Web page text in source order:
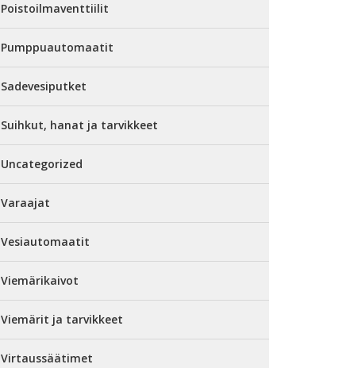
Poistoilmaventtiilit
Pumppuautomaatit
Sadevesiputket
Suihkut, hanat ja tarvikkeet
Uncategorized
Varaajat
Vesiautomaatit
Viemärikaivot
Viemärit ja tarvikkeet
Virtaussäätimet